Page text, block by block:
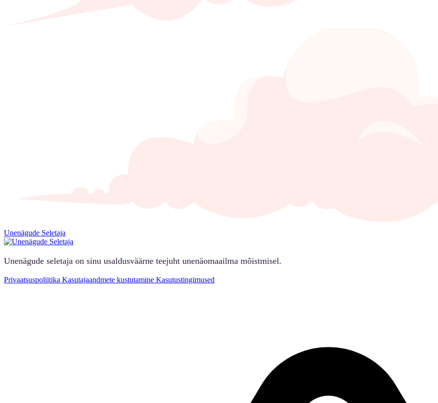
Unenägude Seletaja
Unenägude seletaja on sinu usaldusväärne teejuht unenäomaailma mõistmisel.
Privaatsuspoliitika Kasutajaandmete kustutamine Kasutustingimused